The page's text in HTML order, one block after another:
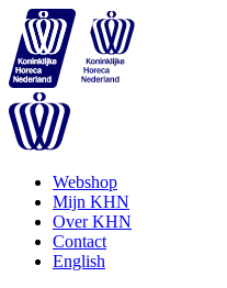
Webshop
Mijn KHN
Over KHN
Contact
English